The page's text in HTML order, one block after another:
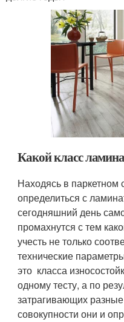
Какой класс
Находясь в паркетном
определиться с
сегодняшний день
промахнутся с тем
учесть не только
технические
это класса
одному тесту, а по
затрагивающих
совокупности они и